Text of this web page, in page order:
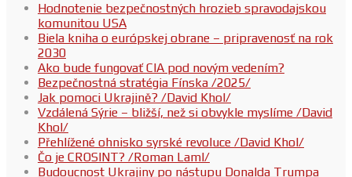
Hodnotenie bezpečnostných hrozieb spravodajskou
komunitou USA
Biela kniha o európskej obrane – pripravenosť na rok
2030
Ako bude fungovať CIA pod novým vedením?
Bezpečnostná stratégia Fínska /2025/
Jak pomoci Ukrajině? /David Khol/
Vzdálená Sýrie – bližší, než si obvykle myslíme /David
Khol/
Přehlížené ohnisko syrské revoluce /David Khol/
Čo je CROSINT? /Roman Laml/
Budoucnost Ukrajiny po nástupu Donalda Trumpa